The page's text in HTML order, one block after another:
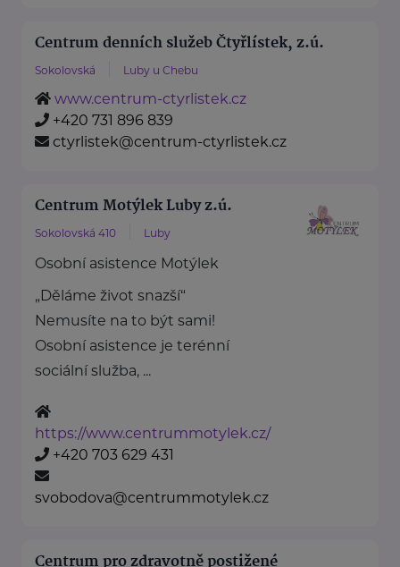
Centrum denních služeb Čtyřlístek, z.ú.
Sokolovská Luby u Chebu
www.centrum-ctyrlistek.cz
+420 731 896 839
ctyrlistek@centrum-ctyrlistek.cz
Centrum Motýlek Luby z.ú.
Sokolovská 410 Luby
Osobní asistence Motýlek
„Děláme život snazší“
Nemusíte na to být sami!
Osobní asistence je terénní
sociální služba, ...
https://www.centrummotylek.cz/
+420 703 629 431
svobodova@centrummotylek.cz